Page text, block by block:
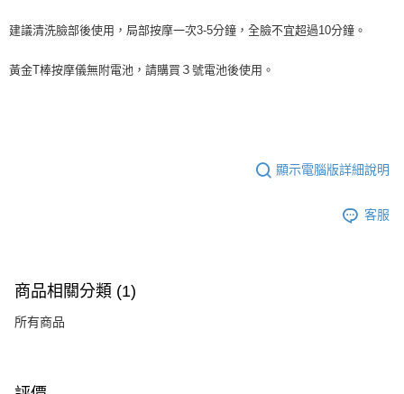
建議清洗臉部後使用，局部按摩一次3-5分鐘，全臉不宜超過10分鐘。
黃金T棒按摩儀無附電池，請購買３號電池後使用。
顯示電腦版詳細說明
客服
商品相關分類 (1)
所有商品